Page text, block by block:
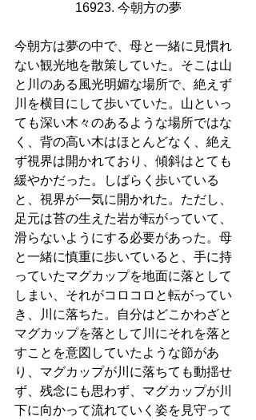
16923. 今朝方の夢
今朝方は夢の中で、母と一緒に見慣れ
ない観光地を散策していた。そこは山
と川のある風光明媚な場所で、絶えず
川を横目にして歩いていた。山といっ
ても深い木々のあるような場所ではな
く、背の高い木はほとんどなく、絶え
ず視界は開かれており、傾斜はとても
緩やかだった。しばらく歩いている
と、視界が一気に開かれた。ただし、
足元は苔の生えた岩が転がっていて、
滑らないようにする必要があった。母
と一緒に慎重に歩いていると、手に持
っていたマグカップを地面に落として
しまい、それがコロコロと転がってい
き、川に落ちた。自分はどこかわざと
マグカップを落として川にそれを落と
すことを意図していたような節があ
り、マグカップが川に落ちても動揺せ
ず、残念にも思わず、マグカップが川
下に向かって流れていく姿を見守って